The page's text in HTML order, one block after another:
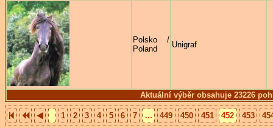
Aktuální výběr obsahuje 23226
Polsko /
Poland
Unigraf
1 2 3 4 5 6 7 ... 449 450 451 452 453